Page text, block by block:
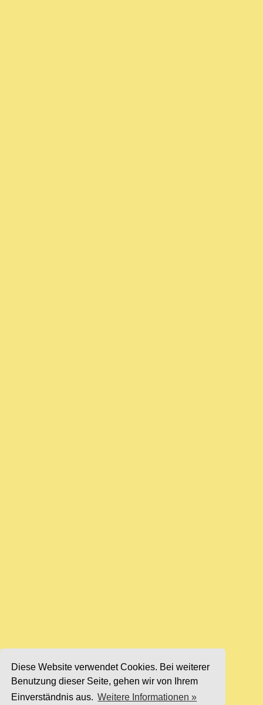
Diese Website verwendet Cookies. Bei weiterer
Benutzung dieser Seite, gehen wir von Ihrem
Einverständnis aus. Weitere Informationen »